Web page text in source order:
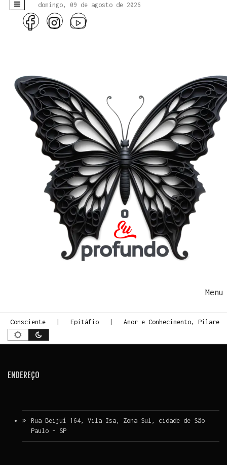
domingo, 09 de agosto de 2026
Consciente Epitáfio Amor e Conhecimento,
ENDEREÇO
Rua Beijuí 164, Vila Isa, Zona Sul, cidade de São
Paulo – SP